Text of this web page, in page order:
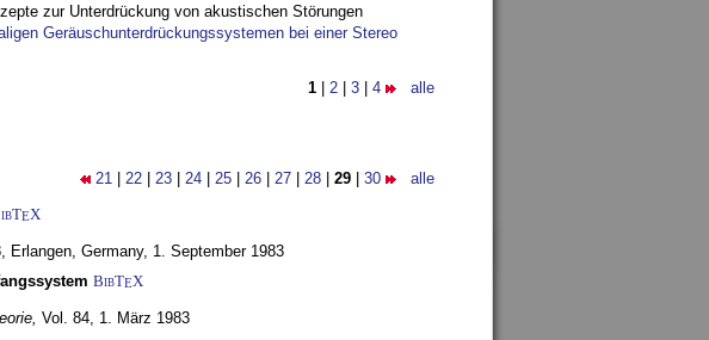
zur Unterdrückung von akustischen Störungen
Geräuschunterdrückungssystemen bei einer Stereo
1 2 3 4 alle
21 22 23 24 25 26 27 28 29 30 alle
EX
Erlangen, Germany, 1. September 1983
BibTEX
Vol. 84, 1. März 1983